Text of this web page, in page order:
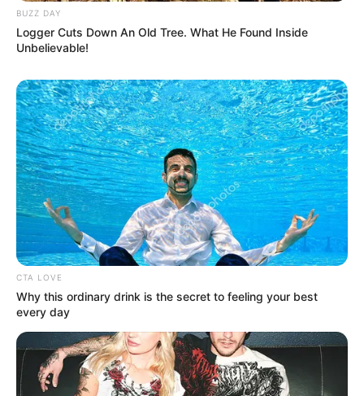
Previne Brasil: resultado de desempenho do 2º quadrimestre
já está disponível
BUZZ DAY
Logger Cuts Down An Old Tree. What He Found Inside
Unbelievable!
CTA LOVE
Why this ordinary drink is the secret to feeling your best
every day